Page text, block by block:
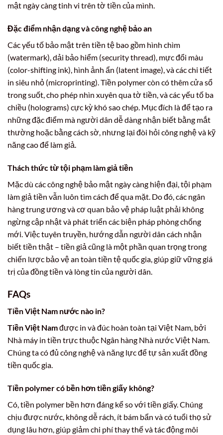
mật ngày càng tinh vi trên tờ tiền của mình.
Đặc điểm nhận dạng và công nghệ bảo an
Các yếu tố bảo mật trên tiền tệ bao gồm hình chìm
(watermark), dải bảo hiểm (security thread), mực đổi màu
(color-shifting ink), hình ảnh ẩn (latent image), và các chi tiết
in siêu nhỏ (microprinting). Tiền polymer còn có thêm cửa sổ
trong suốt, cho phép nhìn xuyên qua tờ tiền, và các yếu tố ba
chiều (holograms) cực kỳ khó sao chép. Mục đích là để tạo ra
những đặc điểm mà người dân dễ dàng nhận biết bằng mắt
thường hoặc bằng cách sờ, nhưng lại đòi hỏi công nghệ và kỹ
năng cao để làm giả.
Thách thức từ tội phạm làm giả tiền
Mặc dù các công nghệ bảo mật ngày càng hiện đại, tội phạm
làm giả tiền vẫn luôn tìm cách để qua mặt. Do đó, các ngân
hàng trung ương và cơ quan bảo vệ pháp luật phải không
ngừng cập nhật và phát triển các biện pháp phòng chống
mới. Việc tuyên truyền, hướng dẫn người dân cách nhận
biết tiền thật – tiền giả cũng là một phần quan trọng trong
chiến lược bảo vệ an toàn tiền tệ quốc gia, giúp giữ vững giá
trị của đồng tiền và lòng tin của người dân.
FAQs
Tiền Việt Nam nước nào in?
Tiền Việt Namđược in và đúc hoàn toàn tại Việt Nam, bởi
Nhà máy in tiền trực thuộc Ngân hàng Nhà nước Việt Nam.
Chúng ta có đủ công nghệ và năng lực để tự sản xuất đồng
tiền quốc gia.
Tiền polymer có bền hơn tiền giấy không?
Có, tiền polymer bền hơn đáng kể so với tiền giấy. Chúng
chịu được nước, không dễ rách, ít bám bẩn và có tuổi thọ sử
dụng lâu hơn, giúp giảm chi phí thay thế và tác động môi